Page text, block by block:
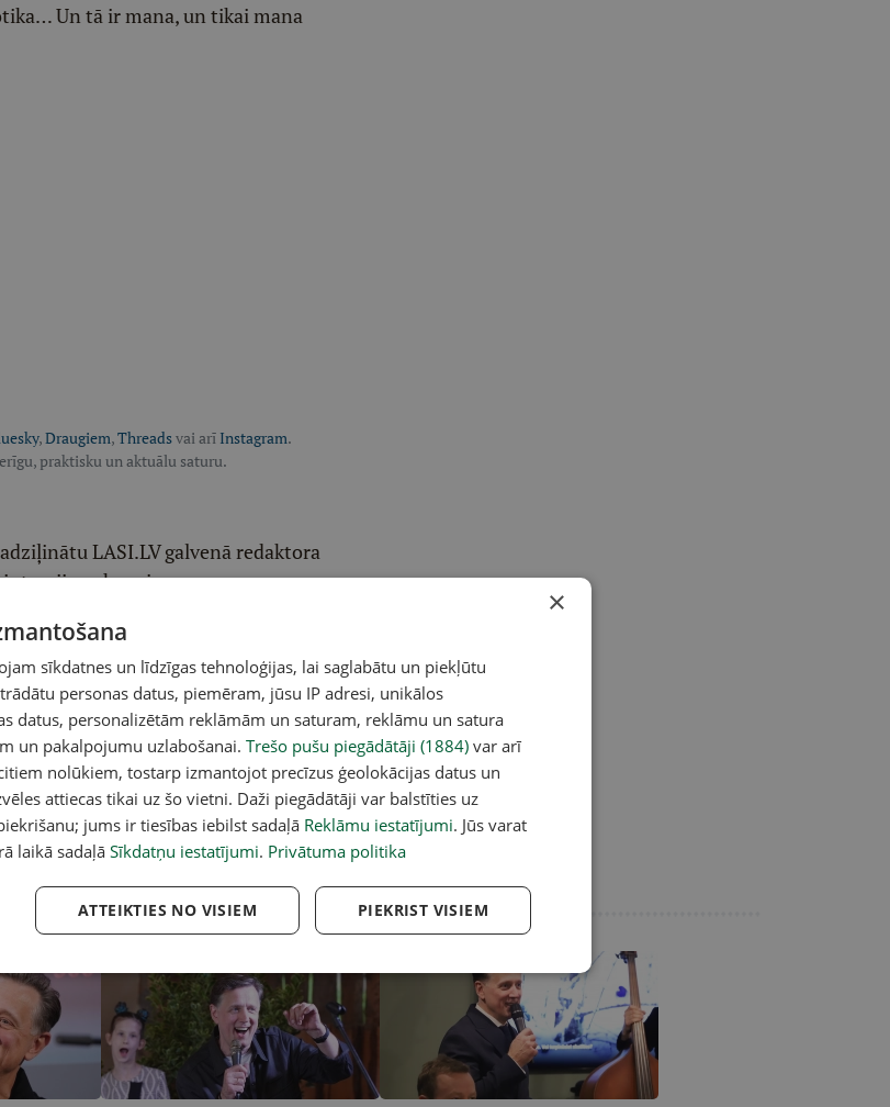
Un tā ir mana, un tikai mana
,Draugiem,Threadsvai arī Instagram.
praktisku un aktuālu saturu.
LASI.LV galvenā redaktora
apkopojumu.
Medijužurnālistu un autoru
tematiem
×
sīkdatnes un līdzīgas tehnoloģijas, lai saglabātu un piekļūtu
personas datus, piemēram, jūsu IP adresi, unikālos
datus, personalizētām reklāmām un saturam, reklāmu un satura
un pakalpojumu uzlabošanai. Trešo pušu piegādātāji (1884) var arī
nolūkiem, tostarp izmantojot precīzus ģeolokācijas datus un
attiecas tikai uz šo vietni. Daži piegādātāji var balstīties uz
jums ir tiesības iebilst sadaļā Reklāmu iestatījumi. Jūs varat
laikā sadaļāSīkdatņu iestatījumi. Privātuma politika
PIEKRIST VISIEM
ATTEIKTIES NO VISIEM